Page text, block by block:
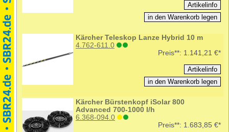
Kärcher Teleskop Lanze Hybrid 10 m
4.762-611.0
Preis**: 1.141,21 €*
Kärcher Bürstenkopf iSolar 800
Advanced 700-1000 l/h
6.368-094.0
Preis**: 1.683,85 €*